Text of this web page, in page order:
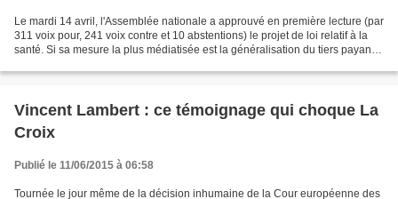
Le mardi 14 avril, l'Assemblée nationale a approuvé en première lecture (par
311 voix pour, 241 voix contre et 10 abstentions) le projet de loi relatif à la
santé. Si sa mesure la plus médiatisée est la généralisation du tiers payant,
Vincent Lambert : ce témoignage qui choque La
Croix
Publié le 11/06/2015 à 06:58
Tournée le jour même de la décision inhumaine de la Cour européenne des